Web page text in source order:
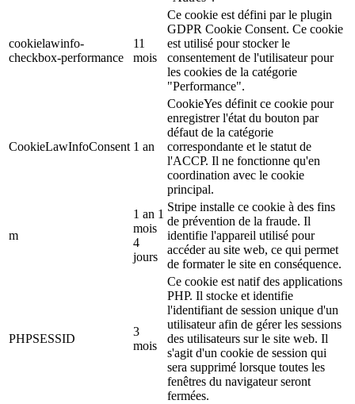
cookielawinfo-
checkbox-performance
11
mois
Ce cookie est défini par le plugin
GDPR Cookie Consent. Ce cookie
est utilisé pour stocker le
consentement de l'utilisateur pour
les cookies de la catégorie
"Performance".
CookieLawInfoConsent 1 an
CookieYes définit ce cookie pour
enregistrer l'état du bouton par
défaut de la catégorie
correspondante et le statut de
l'ACCP. Il ne fonctionne qu'en
coordination avec le cookie
principal.
m
1 an 1
mois
4
jours
Stripe installe ce cookie à des fins
de prévention de la fraude. Il
identifie l'appareil utilisé pour
accéder au site web, ce qui permet
de formater le site en conséquence.
PHPSESSID
3
mois
Ce cookie est natif des applications
PHP. Il stocke et identifie
l'identifiant de session unique d'un
utilisateur afin de gérer les sessions
des utilisateurs sur le site web. Il
s'agit d'un cookie de session qui
sera supprimé lorsque toutes les
fenêtres du navigateur seront
fermées.